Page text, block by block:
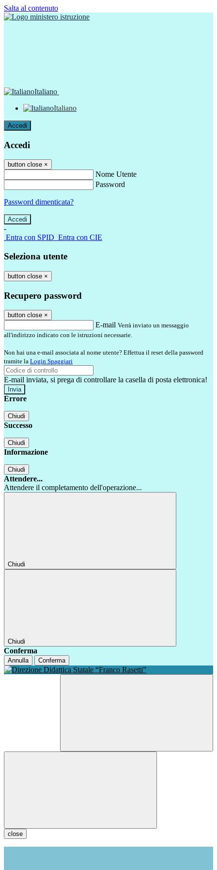
Salta al contenuto
Italiano
Italiano
Accedi
Accedi
button close ×
Nome Utente
Password
Password dimenticata?
-
Entra con SPID Entra con CIE
Seleziona utente
button close ×
Recupero password
button close ×
E-mail Verrà inviato un messaggio
all'indirizzo indicato con le istruzioni necessarie.
Non hai una e-mail associata al nome utente? Effettua il reset della password
tramite la Login Spaggiari
E-mail inviata, si prega di controllare la casella di posta elettronica!
Errore
Chiudi
Successo
Chiudi
Informazione
Chiudi
Attendere...
Attendere il completamento dell'operazione...
Chiudi
Chiudi
Conferma
Annulla Conferma
close